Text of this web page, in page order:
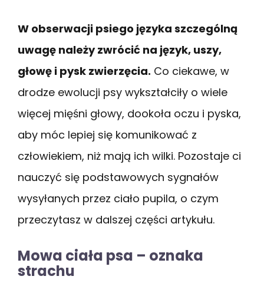
W obserwacji psiego języka szczególną
uwagę należy zwrócić na język, uszy,
głowę i pysk zwierzęcia. Co ciekawe, w
drodze ewolucji psy wykształciły o wiele
więcej mięśni głowy, dookoła oczu i pyska,
aby móc lepiej się komunikować z
człowiekiem, niż mają ich wilki. Pozostaje ci
nauczyć się podstawowych sygnałów
wysyłanych przez ciało pupila, o czym
przeczytasz w dalszej części artykułu.
Mowa ciała psa – oznaka
strachu